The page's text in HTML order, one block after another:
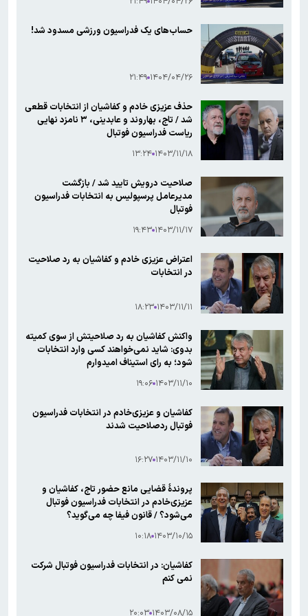
حساب‌های یک فدراسیون ورزشی مسدود شد!
۱۴۰۴/۰۴/۲۶ ۲۱:۴۹
حذف عزیزی خادم و کفاشیان از انتخابات قطعی
شد / تاج، بهاروند و عابدینی، ۳ نامزد نهایی
ریاست فدراسیون فوتبال
۱۴۰۳/۱۱/۱۸ ۱۳:۲۴
صلاحیت درویش تایید شد / بازگشت
مدیرعامل پرسپولیس به انتخابات فدراسیون
فوتبال
۱۴۰۳/۱۱/۱۷ ۱۹:۴۳
اعتراض عزیزی خادم و کفاشیان به رد صلاحیت
در انتخابات
۱۴۰۳/۱۱/۱۱ ۱۸:۲۳
واکنش کفاشیان به رد صلاحیتش از سوی کمیته
بدوی: شاید نمی‌خواهند کسی وارد انتخابات
شود؛ به رای استیناف امیدوارم
۱۴۰۳/۱۱/۱۰ ۱۹:۰۶
کفاشیان و عزیزی‌خادم در انتخابات فدراسیون
فوتبال ردصلاحیت شدند
۱۴۰۳/۱۱/۱۰ ۱۶:۲۷
پروندۀ قضایی مانع حضور تاج، کفاشیان و
عزیزی‌خادم در انتخابات فدراسیون فوتبال
می‌شود؟ / قانون فیفا چه می‌گوید؟
۱۴۰۳/۱۰/۱۵ ۱۰:۱۸
کفاشیان: در انتخابات فدراسیون فوتبال شرکت
نمی کنم
۱۴۰۳/۰۸/۱۵ ۲۰:۰۳